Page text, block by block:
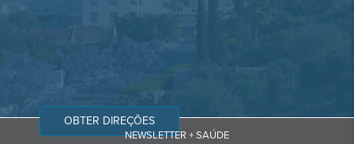
OBTER DIREÇÕES
NEWSLETTER + SAÚDE